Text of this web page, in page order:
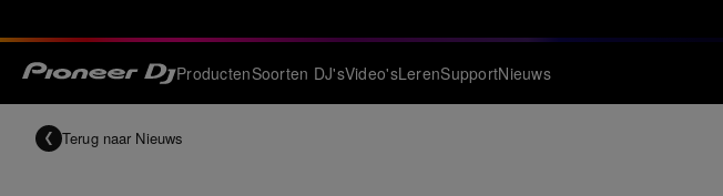
ProductenSoorten DJ'sVideo'sLerenSupportNieuws
Terug naar Nieuws